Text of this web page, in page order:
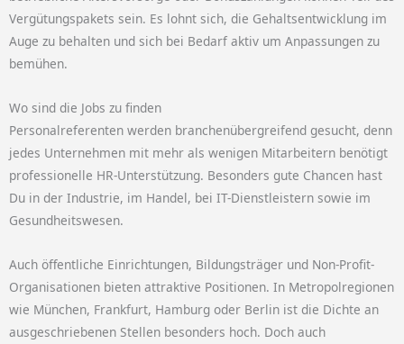
Vergütungspakets sein. Es lohnt sich, die Gehaltsentwicklung im
Auge zu behalten und sich bei Bedarf aktiv um Anpassungen zu
bemühen.
Wo sind die Jobs zu finden
Personalreferenten werden branchenübergreifend gesucht, denn
jedes Unternehmen mit mehr als wenigen Mitarbeitern benötigt
professionelle HR-Unterstützung. Besonders gute Chancen hast
Du in der Industrie, im Handel, bei IT-Dienstleistern sowie im
Gesundheitswesen.
Auch öffentliche Einrichtungen, Bildungsträger und Non-Profit-
Organisationen bieten attraktive Positionen. In Metropolregionen
wie München, Frankfurt, Hamburg oder Berlin ist die Dichte an
ausgeschriebenen Stellen besonders hoch. Doch auch